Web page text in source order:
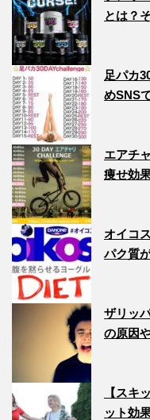
とは？
足パカ
めSNS
エアチ
痩せ効
オイコ
パク質
ザリッ
の原因
【スキ
ット効